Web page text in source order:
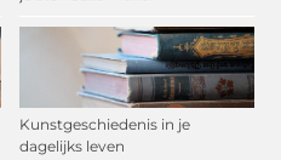
Kunstgeschiedenis in je
dagelijks leven